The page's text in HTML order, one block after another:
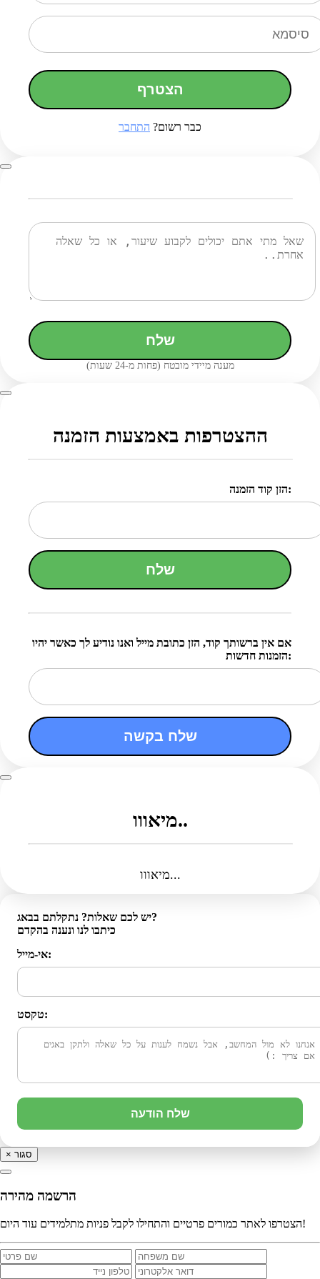
הצטרף
כבר רשום? התחבר
שלח
מענה מיידי מובטח (פחות מ-24 שעות)
ההצטרפות באמצעות הזמנה
הזן קוד הזמנה:
שלח
אם אין ברשותך קוד, הזן כתובת מייל ואנו נודיע לך כאשר יהיו
הזמנות חדשות:
שלח בקשה
מיאווו..
מיאווו...
יש לכם שאלות? נתקלתם בבאג?
כיתבו לנו ונענה בהקדם
אי-מייל:
טקסט:
שלח הודעה
× סגור
הרשמה מהירה
הצטרפו לאתר כמורים פרטיים והתחילו לקבל פניות מתלמידים עוד היום!